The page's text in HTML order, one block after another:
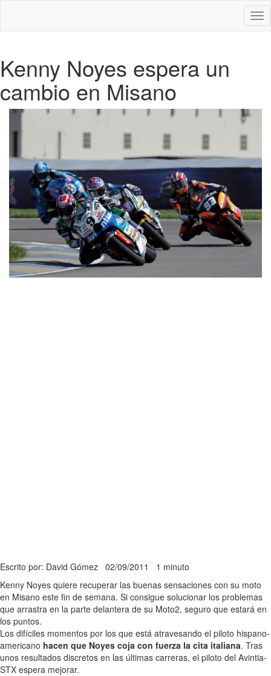
Kenny Noyes espera un
cambio en Misano
Escrito por: David Gómez 02/09/2011 1 minuto
Kenny Noyes quiere recuperar las buenas sensaciones con su moto
en Misano este fin de semana. Si consigue solucionar los problemas
que arrastra en la parte delantera de su Moto2, seguro que estará en
los puntos.
Los difíciles momentos por los que está atravesando el piloto hispano-
americano hacen que Noyes coja con fuerza la cita italiana. Tras
unos resultados discretos en las últimas carreras, el piloto del Avintia-
STX espera mejorar.